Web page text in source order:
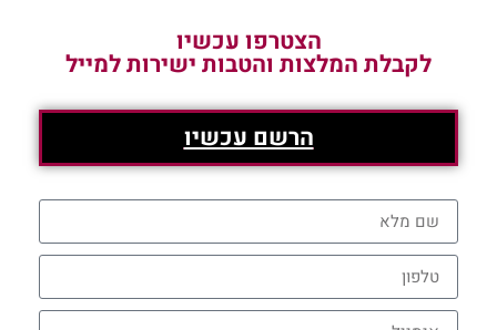
הצטרפו עכשיו
לקבלת המלצות והטבות ישירות למייל
הרשם עכשיו